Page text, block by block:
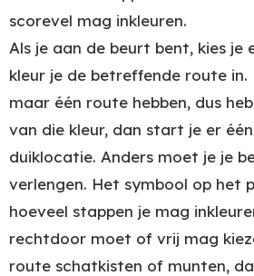
scorevel mag inkleuren.
Als je aan de beurt bent, kies je
kleur je de betreffende route in.
maar één route hebben, dus
van die kleur, dan start je er
duiklocatie. Anders moet je je
verlengen. Het symbool op het
hoeveel stappen je mag
rechtdoor moet of vrij mag
route schatkisten of munten,